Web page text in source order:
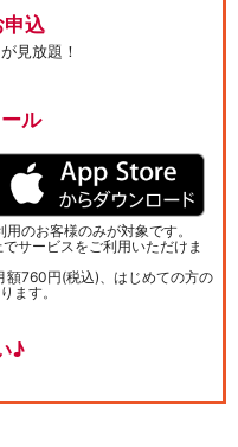
込
見放題！
ル
のお客様のみが対象です。
サービスをご利用いただけま
額760円(税込)、はじめての方の
ます。
♪